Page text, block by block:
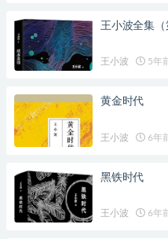
王小波全集
王小波 5年
黄金时代
王小波 6年
黑铁时代
王小波 6年